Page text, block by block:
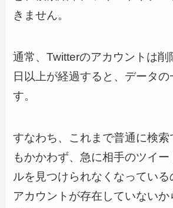
きません。
通常、Twitterのアカウントは削
日以上が経過すると、データの
す。
すなわち、これまで普通に検索
もかかわず、急に相手のツイ
ルを見つけられなくなっている
アカウントが存在していない